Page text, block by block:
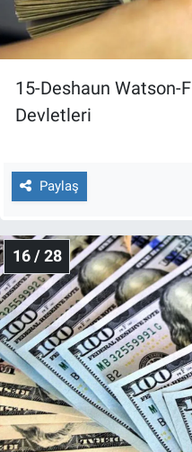
15-Deshaun Watson-
Devletleri
Paylaş
16 / 28